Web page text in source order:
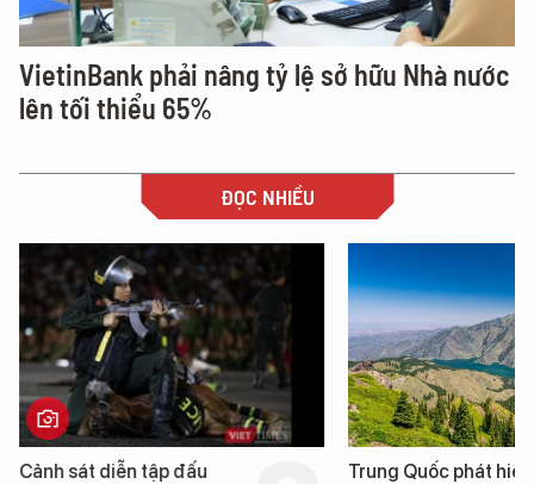
VietinBank phải nâng tỷ lệ sở hữu Nhà nước
lên tối thiểu 65%
ĐỌC NHIỀU
Cảnh sát diễn tập đấu
Trung Quốc phát hiện